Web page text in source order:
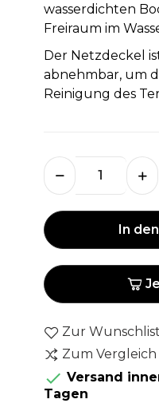
wasserdichten
Freiraum im
Der Netzdeckel
abnehmbar, um
Reinigung des
In
Zur
Zum
 Versand
Tagen